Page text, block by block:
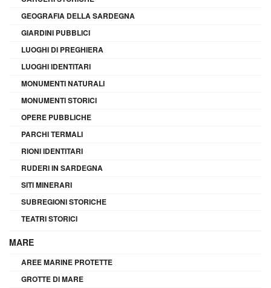
GEOGRAFIA DELLA SARDEGNA
GIARDINI PUBBLICI
LUOGHI DI PREGHIERA
LUOGHI IDENTITARI
MONUMENTI NATURALI
MONUMENTI STORICI
OPERE PUBBLICHE
PARCHI TERMALI
RIONI IDENTITARI
RUDERI IN SARDEGNA
SITI MINERARI
SUBREGIONI STORICHE
TEATRI STORICI
MARE
AREE MARINE PROTETTE
GROTTE DI MARE